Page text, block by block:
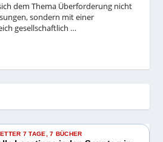
dem Thema Überforderung nicht
sondern mit einer
gesellschaftlich …
7 TAGE, 7 BÜCHER